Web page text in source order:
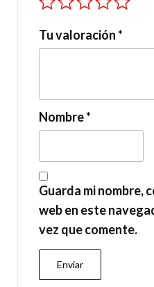
Tu valoración*
Nombre*
Guarda mi nombre,
web en este
vez que comente.